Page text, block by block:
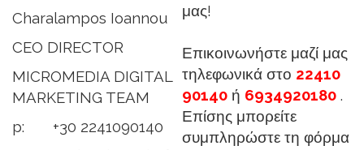
Charalampos Ioannou
CEO DIRECTOR
MICROMEDIA DIGITAL
MARKETING TEAM
p: +30 2241090140
μας!
Επικοινωνήστε μαζί μας
τηλεφωνικά στο 22410
90140 ή 6934920180 .
Επίσης μπορείτε
συμπληρώστε τη φόρμα